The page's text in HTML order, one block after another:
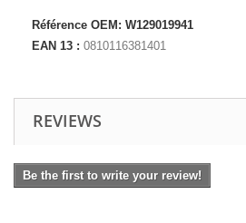
Référence OEM: W129019941
EAN 13 : 0810116381401
REVIEWS
Be the first to write your review!